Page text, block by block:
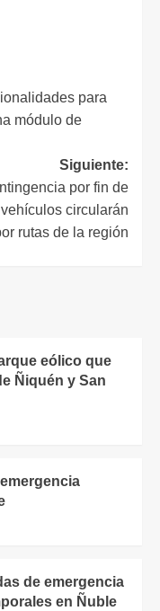
para
módulo de
Siguiente:
por fin de
circularán
rutas de la región
eólico que
Ñiquén y San
de emergencia
en Ñuble